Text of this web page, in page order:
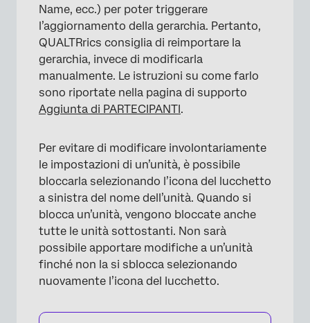
×
Name, ecc.) per poter triggerare
l’aggiornamento della gerarchia. Pertanto,
QUALTRrics consiglia di reimportare la
gerarchia, invece di modificarla
manualmente. Le istruzioni su come farlo
sono riportate nella pagina di supporto
Aggiunta di PARTECIPANTI.
Per evitare di modificare involontariamente
le impostazioni di un’unità, è possibile
bloccarla selezionando l’icona del lucchetto
a sinistra del nome dell’unità. Quando si
blocca un’unità, vengono bloccate anche
tutte le unità sottostanti. Non sarà
possibile apportare modifiche a un’unità
finché non la si sblocca selezionando
nuovamente l’icona del lucchetto.